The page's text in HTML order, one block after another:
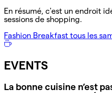
En résumé, c'est un endroit
sessions de shopping.
Fashion Breakfast tous les
EVENTS
La bonne cuisine n’est